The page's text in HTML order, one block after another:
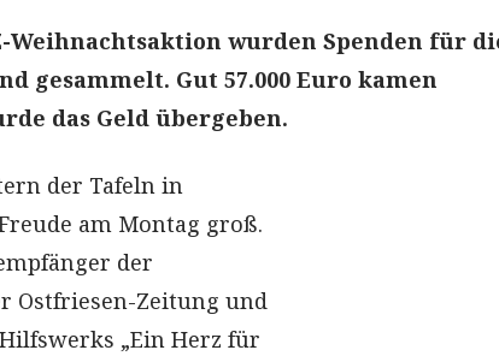
Weihnachtsaktion wurden Spenden für
gesammelt. Gut 57.000 Euro kamen
das Geld übergeben.
der Tafeln in
am Montag groß.
der
Ostfriesen-Zeitung und
„Ein Herz für